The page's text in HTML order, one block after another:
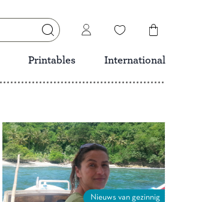
Printables International
Nieuws van gezinnig